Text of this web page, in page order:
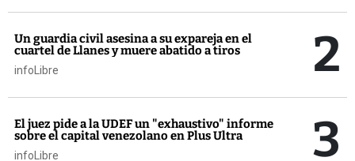
Un guardia civil asesina a su expareja en el
cuartel de Llanes y muere abatido a tiros
infoLibre 2
El juez pide a la UDEF un "exhaustivo" informe
sobre el capital venezolano en Plus Ultra
infoLibre 3